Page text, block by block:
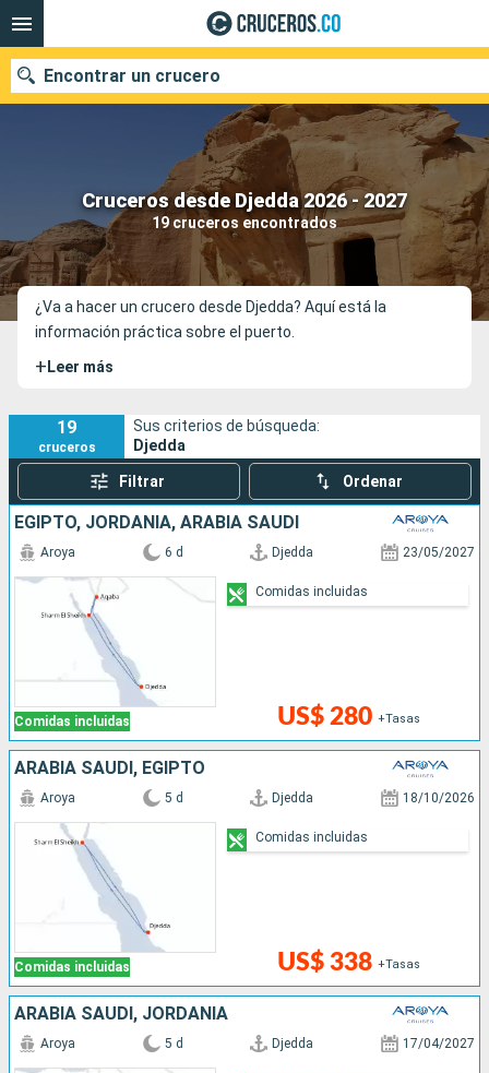
Cruceros desde Djedda 2026 - 2027
19 cruceros encontrados
Encontrar un crucero
Fecha de salida
Buscar
¿Va a hacer un crucero desde Djedda? Aquí está la
información práctica sobre el puerto.
+ Leer más
19
cruceros
Sus criterios de búsqueda:
Djedda
Filtrar Ordenar
EGIPTO, JORDANIA, ARABIA SAUDÍ
Comidas incluidas
Aroya 6 d Djedda 23/05/2027
US$ 280 +Tasas
Comidas incluidas
ARABIA SAUDÍ, EGIPTO
Comidas incluidas
Aroya 5 d Djedda 18/10/2026
US$ 338 +Tasas
Comidas incluidas
ARABIA SAUDÍ, JORDANIA
Aroya 5 d Djedda 17/04/2027